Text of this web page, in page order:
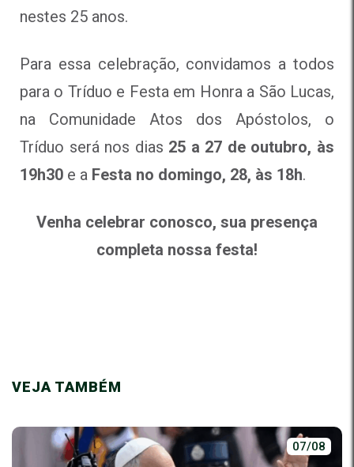
nestes 25 anos.
Para essa celebração, convidamos a todos
para o Tríduo e Festa em Honra a São Lucas,
na Comunidade Atos dos Apóstolos, o
Tríduo será nos dias 25 a 27 de outubro, às
19h30 e a Festa no domingo, 28, às 18h.
Venha celebrar conosco, sua presença
completa nossa festa!
VEJA TAMBÉM
07/08